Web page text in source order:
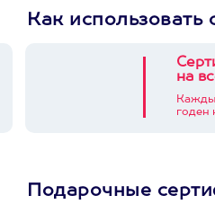
Как использовать
на
годен
Подарочные